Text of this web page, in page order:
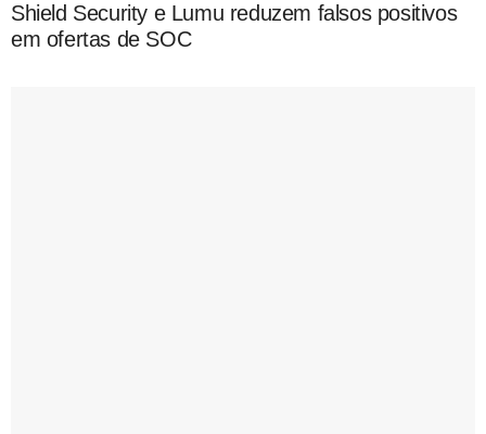
Shield Security e Lumu reduzem falsos positivos
em ofertas de SOC